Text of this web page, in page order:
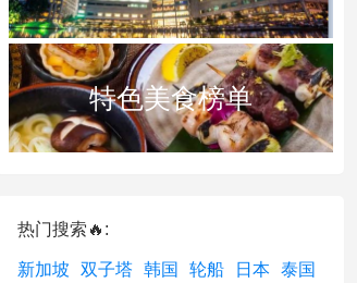
特色美食榜单
热门搜索🔥:
新加坡 双子塔 韩国 轮船 日本 泰国